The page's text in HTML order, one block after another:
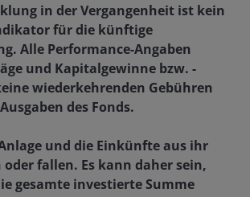
in der Vergangenheit ist kein
für die künftige
Alle Performance-Angaben
und Kapitalgewinne bzw. -
wiederkehrenden Gebühren
des Fonds.
und die Einkünfte aus ihr
fallen. Es kann daher sein,
gesamte investierte Summe